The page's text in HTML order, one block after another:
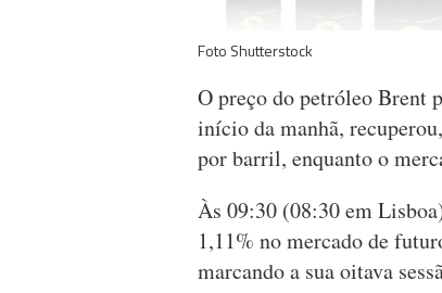
Foto Shutterstock
O preço do petróleo Brent
início da manhã,
por barril, enquanto o
Às 09:30 (08:30 em
1,11% no mercado de
marcando a sua oitava